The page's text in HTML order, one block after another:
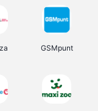
GSMpunt